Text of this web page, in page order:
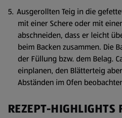
Ausgerollten Teig in die
mit einer Schere oder mit
abschneiden, dass er leicht
beim Backen zusammen. Die
der Füllung bzw. dem Belag.
einplanen, den Blätterteig
Abständen im Ofen
REZEPT-HIGHLIGHTS